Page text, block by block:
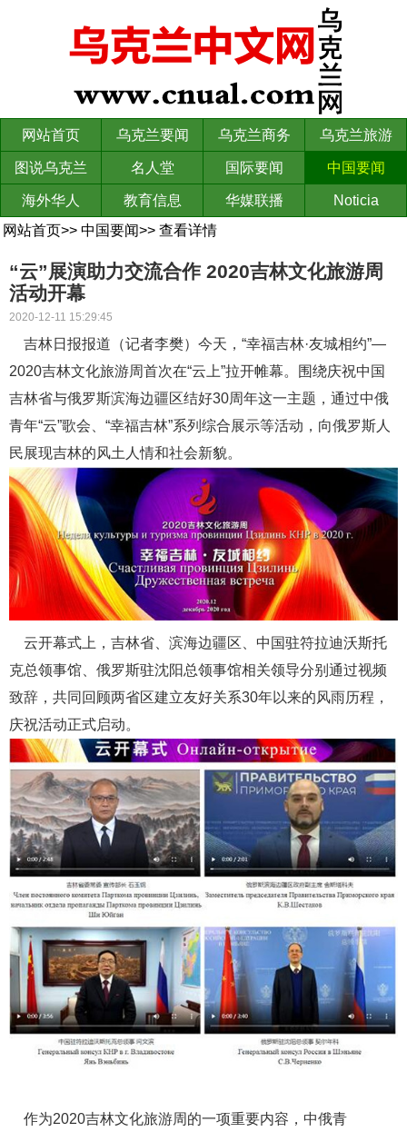
网站首页 乌克兰要闻 乌克兰商务 乌克兰旅游
图说乌克兰 名人堂 国际要闻 中国要闻
海外华人 教育信息 华媒联播
Noticia
网站首页>> 中国要闻>> 查看详情
“云”展演助力交流合作 2020吉林文化旅游周
活动开幕
2020-12-11 15:29:45
吉林日报报道（记者李樊）今天，“幸福吉林·友城相约”—
2020吉林文化旅游周首次在“云上”拉开帷幕。围绕庆祝中国
吉林省与俄罗斯滨海边疆区结好30周年这一主题，通过中俄
青年“云”歌会、“幸福吉林”系列综合展示等活动，向俄罗斯人
民展现吉林的风土人情和社会新貌。
云开幕式上，吉林省、滨海边疆区、中国驻符拉迪沃斯托
克总领事馆、俄罗斯驻沈阳总领事馆相关领导分别通过视频
致辞，共同回顾两省区建立友好关系30年以来的风雨历程，
庆祝活动正式启动。
作为2020吉林文化旅游周的一项重要内容，中俄青